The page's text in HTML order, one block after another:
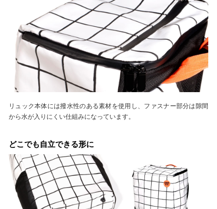
リュック本体には撥水性のある素材を使用し、ファスナー部分は隙間
から水が入りにくい仕組みになっています。
どこでも自立できる形に